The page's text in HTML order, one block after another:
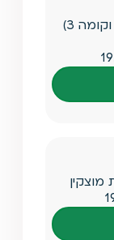
שא נס 17 (קניון באר יעקב, קומה 1 וקומה 3)